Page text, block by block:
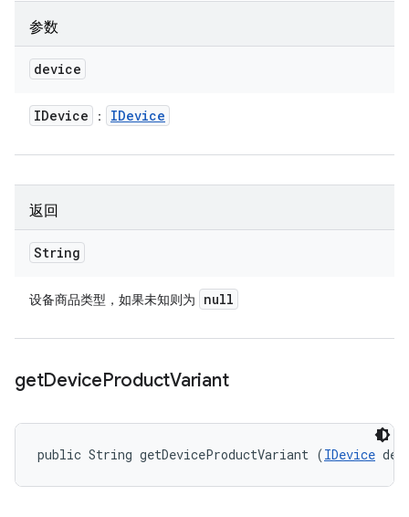
参数
device
IDevice ： IDevice
返回
String
设备商品类型，如果未知则为 null
getDeviceProductVariant
public String getDeviceProductVariant (IDevice